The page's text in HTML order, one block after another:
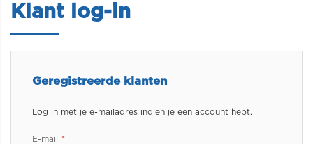
Klant log-in
Geregistreerde klanten
Log in met je e-mailadres indien je een account hebt.
E-mail